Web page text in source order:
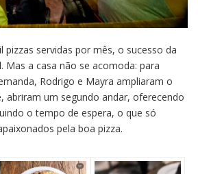
pizzas servidas por mês, o sucesso da
Mas a casa não se acomoda: para
Rodrigo e Mayra ampliaram o
abriram um segundo andar, oferecendo
o tempo de espera, o que só
pela boa pizza.